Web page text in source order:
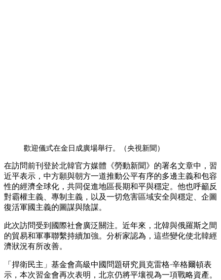
歡迎儀式在金日成廣場舉行。（央視新聞）
在訪問前刊登於北韓官方媒體《勞動新聞》的署名文章中，習
近平表示，中方願與朝方一道推動公平有序的多邊主義和包容
性的經濟全球化，共同促進地區長期和平與穩定。他也呼籲反
對霸權主義、專制主義，以及一切危害區域安全與穩定、企圖
復活軍國主義的圖謀與陰謀。
此次訪問受到國際社會廣泛關注。近年來，北韓與俄羅斯之間
的貿易和軍事聯繫持續加強。分析家認為，這些變化使北韓經
濟狀況有所改善。
「捍衛民主」基金會高級中國問題研究員克雷格·辛格爾頓表
示，本次習金會再次表明，北京仍將平壤視為一項戰略資產。